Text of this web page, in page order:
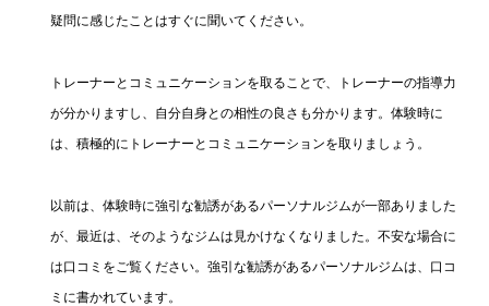
疑問に感じたことはすぐに聞いてください。
トレーナーとコミュニケーションを取ることで、トレーナーの指導力
が分かりますし、自分自身との相性の良さも分かります。体験時に
は、積極的にトレーナーとコミュニケーションを取りましょう。
以前は、体験時に強引な勧誘があるパーソナルジムが一部ありました
が、最近は、そのようなジムは見かけなくなりました。不安な場合に
は口コミをご覧ください。強引な勧誘があるパーソナルジムは、口コ
ミに書かれています。